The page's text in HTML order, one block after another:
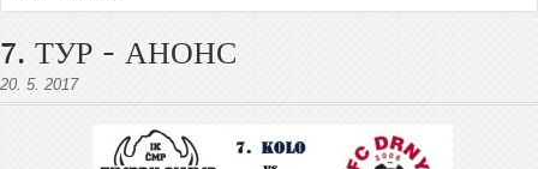
7. ТУР - АНОНС
20. 5. 2017